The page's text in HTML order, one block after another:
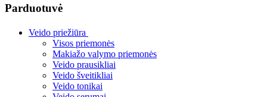
Parduotuvė
Veido priežiūra
Visos priemonės
Makiažo valymo priemonės
Veido prausikliai
Veido šveitikliai
Veido tonikai